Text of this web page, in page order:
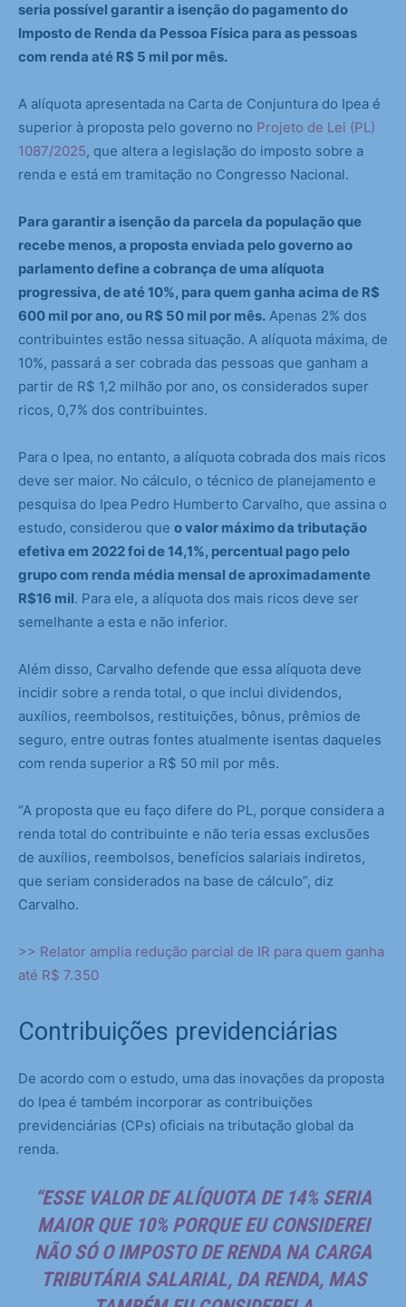
seria possível garantir a isenção do pagamento do
Imposto de Renda da Pessoa Física para as pessoas
com renda até R$ 5 mil por mês.
A alíquota apresentada na Carta de Conjuntura do Ipea é
superior à proposta pelo governo no Projeto de Lei (PL)
1087/2025, que altera a legislação do imposto sobre a
renda e está em tramitação no Congresso Nacional.
Para garantir a isenção da parcela da população que
recebe menos, a proposta enviada pelo governo ao
parlamento define a cobrança de uma alíquota
progressiva, de até 10%, para quem ganha acima de R$
600 mil por ano, ou R$ 50 mil por mês. Apenas 2% dos
contribuintes estão nessa situação. A alíquota máxima, de
10%, passará a ser cobrada das pessoas que ganham a
partir de R$ 1,2 milhão por ano, os considerados super
ricos, 0,7% dos contribuintes.
Para o Ipea, no entanto, a alíquota cobrada dos mais ricos
deve ser maior. No cálculo, o técnico de planejamento e
pesquisa do Ipea Pedro Humberto Carvalho, que assina o
estudo, considerou que o valor máximo da tributação
efetiva em 2022 foi de 14,1%, percentual pago pelo
grupo com renda média mensal de aproximadamente
R$16 mil. Para ele, a alíquota dos mais ricos deve ser
semelhante a esta e não inferior.
Além disso, Carvalho defende que essa alíquota deve
incidir sobre a renda total, o que inclui dividendos,
auxílios, reembolsos, restituições, bônus, prêmios de
seguro, entre outras fontes atualmente isentas daqueles
com renda superior a R$ 50 mil por mês.
“A proposta que eu faço difere do PL, porque considera a
renda total do contribuinte e não teria essas exclusões
de auxílios, reembolsos, benefícios salariais indiretos,
que seriam considerados na base de cálculo”, diz
Carvalho.
>> Relator amplia redução parcial de IR para quem ganha
até R$ 7.350
Contribuições previdenciárias
De acordo com o estudo, uma das inovações da proposta
do Ipea é também incorporar as contribuições
previdenciárias (CPs) oficiais na tributação global da
renda.
“ESSE VALOR DE ALÍQUOTA DE 14% SERIA
MAIOR QUE 10% PORQUE EU CONSIDEREI
NÃO SÓ O IMPOSTO DE RENDA NA CARGA
TRIBUTÁRIA SALARIAL, DA RENDA, MAS